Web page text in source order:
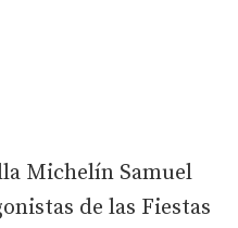
Michelín Samuel
de las Fiestas